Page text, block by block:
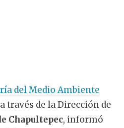
del Medio Ambiente
través de la Dirección de
Chapultepec, informó